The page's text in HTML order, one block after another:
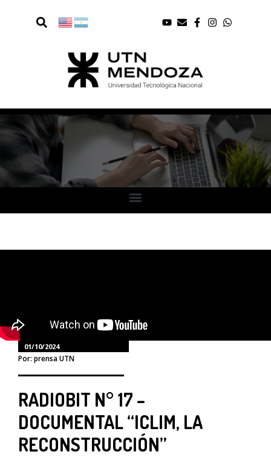
01/10/2024
Por: prensa UTN
RADIOBIT N° 17 –
DOCUMENTAL “ICLIM, LA
RECONSTRUCCIÓN”